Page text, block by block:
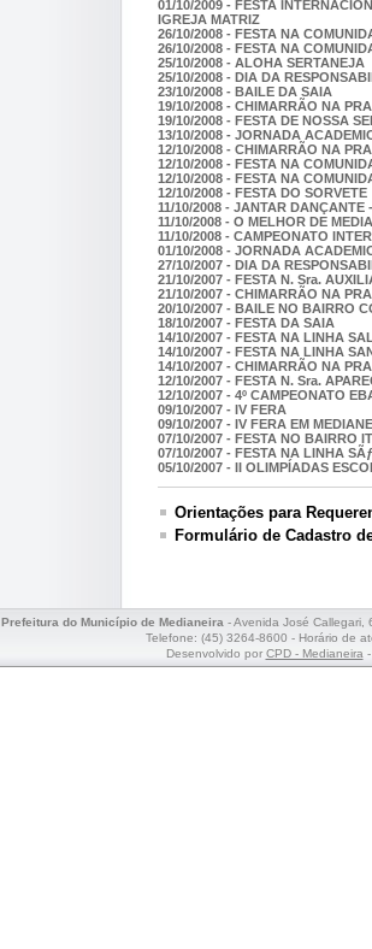
01/10/2009 - FESTA
IGREJA MATRIZ
26/10/2008 - FESTA NA
26/10/2008 - FESTA NA
25/10/2008 - ALOHA SERTANEJA
25/10/2008 - DIA DA
23/10/2008 - BAILE DA SAIA
19/10/2008 - CHIMARRÃO NA
19/10/2008 - FESTA DE NOSSA
13/10/2008 - JORNADA
12/10/2008 - CHIMARRÃO NA
12/10/2008 - FESTA NA
12/10/2008 - FESTA NA
12/10/2008 - FESTA DO SORVETE
11/10/2008 - JANTAR DANÇANTE
11/10/2008 - O MELHOR DE
11/10/2008 - CAMPEONATO
01/10/2008 - JORNADA
27/10/2007 - DIA DA
21/10/2007 - FESTA N. Sra.
21/10/2007 - CHIMARRÃO NA
20/10/2007 - BAILE NO BAIRRO
18/10/2007 - FESTA DA SAIA
14/10/2007 - FESTA NA LINHA
14/10/2007 - FESTA NA LINHA
14/10/2007 - CHIMARRÃO NA
12/10/2007 - FESTA N. Sra.
12/10/2007 - 4º CAMPEONATO
09/10/2007 - IV FERA
09/10/2007 - IV FERA EM
07/10/2007 - FESTA NO BAIRRO
07/10/2007 - FESTA NA LINHA
05/10/2007 - II OLIMPÍADAS
Orientações para
Formulário de Cadastro
Prefeitura do Município de Medianeira - Avenida José Callegari,
Telefone: (45) 3264-8600 - Horário de
Desenvolvido por CPD - Medianeira